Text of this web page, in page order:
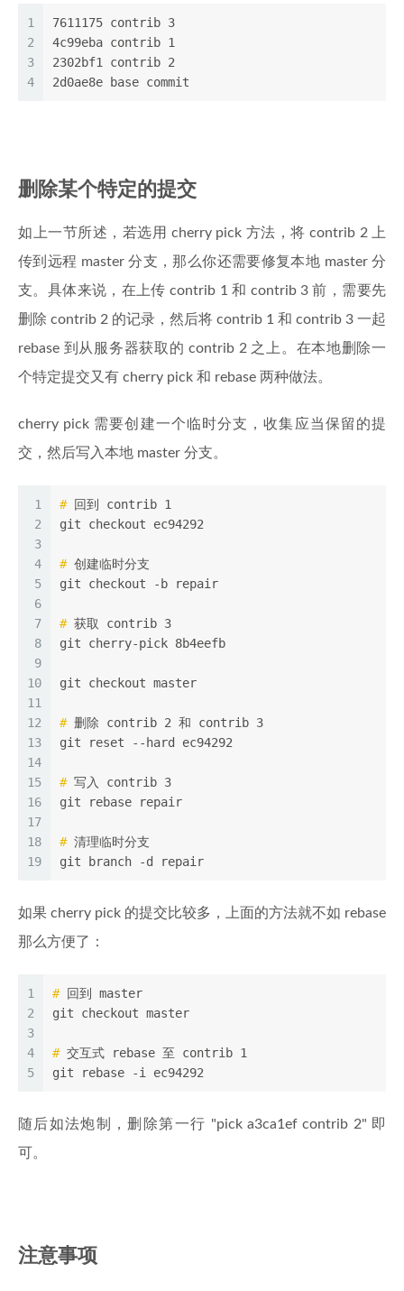
1
2
3
4
7611175 contrib 3
4c99eba contrib 1
2302bf1 contrib 2
2d0ae8e base commit
删除某个特定的提交
如上一节所述，若选用 cherry pick 方法，将 contrib 2 上
传到远程 master 分支，那么你还需要修复本地 master 分
支。具体来说，在上传 contrib 1 和 contrib 3 前，需要先
删除 contrib 2 的记录，然后将 contrib 1 和 contrib 3 一起
rebase 到从服务器获取的 contrib 2 之上。在本地删除一
个特定提交又有 cherry pick 和 rebase 两种做法。
cherry pick 需要创建一个临时分支，收集应当保留的提
交，然后写入本地 master 分支。
1
2
3
4
5
6
7
8
9
10
11
12
13
14
15
16
17
18
19
# 回到 contrib 1
git checkout ec94292
# 创建临时分支
git checkout -b repair
# 获取 contrib 3
git cherry-pick 8b4eefb
git checkout master
# 删除 contrib 2 和 contrib 3
git reset --hard ec94292
# 写入 contrib 3
git rebase repair
# 清理临时分支
git branch -d repair
如果 cherry pick 的提交比较多，上面的方法就不如 rebase
那么方便了：
1
2
3
4
5
# 回到 master
git checkout master
# 交互式 rebase 至 contrib 1
git rebase -i ec94292
随后如法炮制，删除第一行 "pick a3ca1ef contrib 2" 即
可。
注意事项